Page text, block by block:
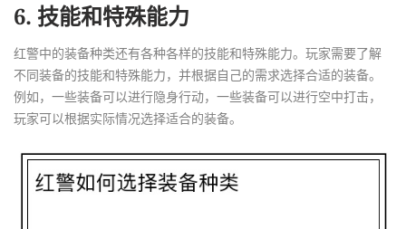
6. 技能和特殊能力
红警中的装备种类还有各种各样的技能和特殊能力。玩家需要了解
不同装备的技能和特殊能力，并根据自己的需求选择合适的装备。
例如，一些装备可以进行隐身行动，一些装备可以进行空中打击，
玩家可以根据实际情况选择适合的装备。